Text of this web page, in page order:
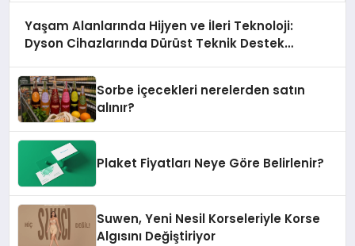
Yaşam Alanlarında Hijyen ve İleri Teknoloji:
Dyson Cihazlarında Dürüst Teknik Destek
Sorbe içecekleri nerelerden satın
alınır?
Plaket Fiyatları Neye Göre Belirlenir?
Suwen, Yeni Nesil Korseleriyle Korse
Algısını Değiştiriyor